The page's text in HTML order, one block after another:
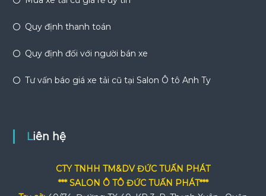
Quy định thanh toán
Quy định đối với người bán xe
Tư vấn báo giá xe tải cũ tại Salon Ô tô Anh Ty
Liên hệ
CTY TNHH TM&DV ĐỨC TUẤN PHÁT
*** SALON Ô TÔ ĐỨC TUẤN PHÁT***